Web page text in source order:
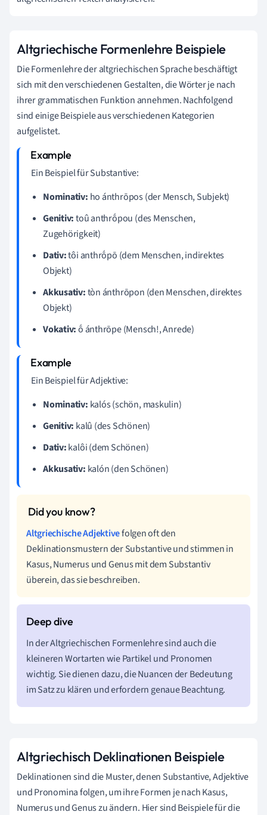
Altgriechische Formenlehre Beispiele
Die Formenlehre der altgriechischen Sprache beschäftigt
sich mit den verschiedenen Gestalten, die Wörter je nach
ihrer grammatischen Funktion annehmen. Nachfolgend
sind einige Beispiele aus verschiedenen Kategorien
aufgelistet.
Ein Beispiel für Substantive:
Nominativ: ho ánthrōpos (der Mensch, Subjekt)
Genitiv:toû anthrṓpou (des Menschen,
Zugehörigkeit)
Dativ:tôi anthrṓpō (dem Menschen, indirektes
Objekt)
Akkusativ:tòn ánthrōpon (den Menschen, direktes
Objekt)
Vokativ:ṓ ánthrōpe (Mensch!, Anrede)
Ein Beispiel für Adjektive:
Nominativ: kalós (schön, maskulin)
Genitiv: kalû (des Schönen)
Dativ:kalôi (dem Schönen)
Akkusativ: kalón (den Schönen)
Altgriechische Adjektivefolgen oft den
Deklinationsmustern der Substantive und stimmen in
Kasus, Numerus und Genus mit dem Substantiv
überein, das sie beschreiben.
In der Altgriechischen Formenlehre sind auch die
kleineren Wortarten wie Partikel und Pronomen
wichtig. Sie dienen dazu, die Nuancen der Bedeutung
im Satz zu klären und erfordern genaue Beachtung.
Altgriechisch Deklinationen Beispiele
Deklinationen sind die Muster, denen Substantive, Adjektive
und Pronomina folgen, um ihre Formen je nach Kasus,
Numerus und Genus zu ändern. Hier sind Beispiele für die